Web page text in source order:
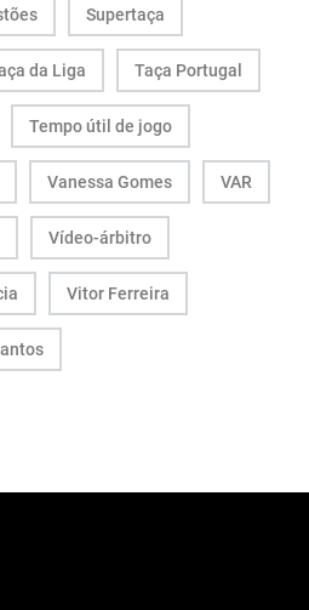
Supertaça
da Liga Taça Portugal
Tempo útil de jogo
Vanessa Gomes VAR
Vídeo-árbitro
Vitor Ferreira